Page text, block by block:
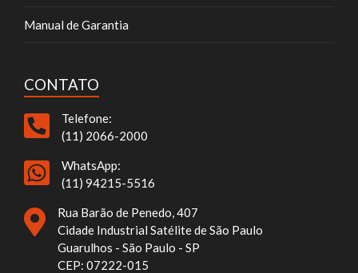
Manual de Garantia
CONTATO
Telefone:
(11) 2066-2000
WhatsApp:
(11) 94215-5516
Rua Barão de Penedo, 407
Cidade Industrial Satélite de São Paulo
Guarulhos - São Paulo - SP
CEP: 07222-015